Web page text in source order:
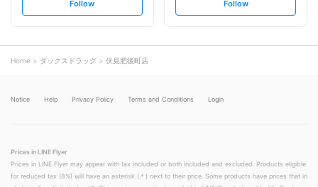
s
t
o
w
Follow
s
t
Follow
Home ダックスドラッグ 伏見肥後町店
Notice Help Privacy Policy Terms and Conditions Login
Prices in LINE Flyer
Prices in LINE Flyer may appear with tax included or both included and excluded. Products eligible
for reduced tax (8%) will have an asterisk (＊) next to their price. Some products have prices that in